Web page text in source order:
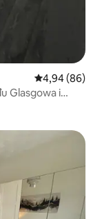
Prosječna
4,94 (86)
Glasgowa i